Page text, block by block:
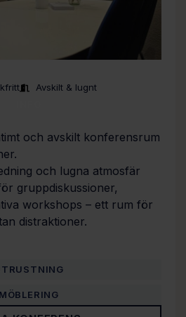
Avskilt & lugnt
MÖBLERING
och avskilt konferensrum
och lugna atmosfär
gruppdiskussioner,
workshops – ett rum för
distraktioner.